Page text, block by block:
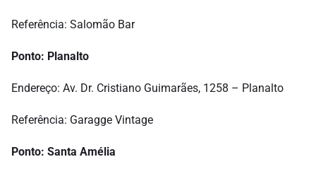
Referência: Salomão Bar
Ponto: Planalto
Endereço: Av. Dr. Cristiano Guimarães, 1258 – Planalto
Referência: Garagge Vintage
Ponto: Santa Amélia